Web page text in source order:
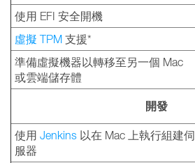
使用 EFI 安全開機
虛擬 TPM 支援*
準備虛擬機器以轉移至另一個 Mac
或雲端儲存體
開發
使用 Jenkins 以在 Mac 上執行組建伺
服器